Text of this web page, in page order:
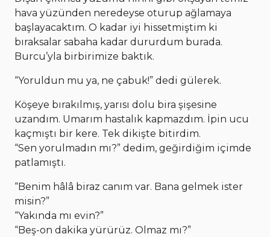
hava yüzünden neredeyse oturup ağlamaya
başlayacaktım. O kadar iyi hissetmiştim ki
bıraksalar sabaha kadar dururdum burada.
Burcu’yla birbirimize baktık.
“Yoruldun mu ya, ne çabuk!” dedi gülerek.
Köşeye bırakılmış, yarısı dolu bira şişesine
uzandım. Umarım hastalık kapmazdım. İpin ucu
kaçmıştı bir kere. Tek dikişte bitirdim.
“Sen yorulmadın mı?” dedim, geğirdiğim içimde
patlamıştı.
“Benim hâlâ biraz canım var. Bana gelmek ister
misin?”
“Yakında mı evin?”
“Beş-on dakika yürürüz. Olmaz mı?”